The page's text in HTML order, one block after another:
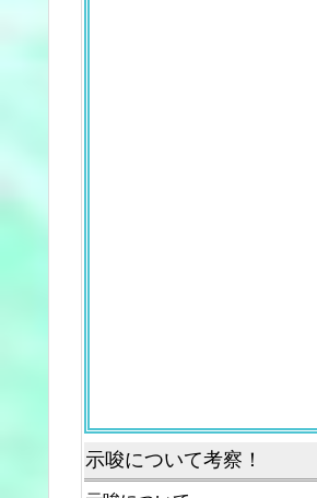
示唆について考察！